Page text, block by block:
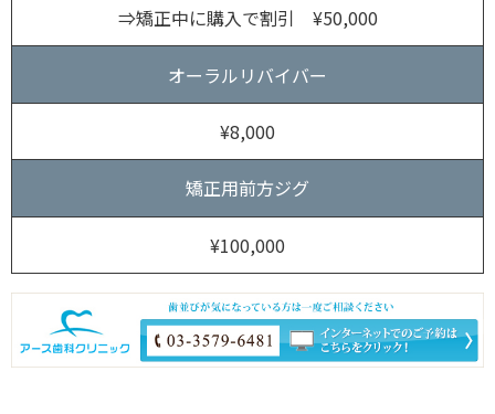
⇒矯正中に購入で割引 ¥50,000
オーラルリバイバー
¥8,000
矯正用前方ジグ
¥100,000